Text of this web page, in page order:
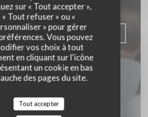
sur « Tout accepter »,
« Tout refuser » ou «
» pour gérer
Vous pouvez
vos choix à tout
en cliquant sur l'icône
un cookie en bas
des pages du site.
Tout accepter
HOSSEGOR
RÉSERVER